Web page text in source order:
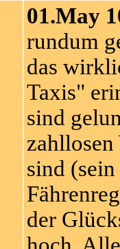
01.May
rundum
das
Taxis"
sind
sind
der